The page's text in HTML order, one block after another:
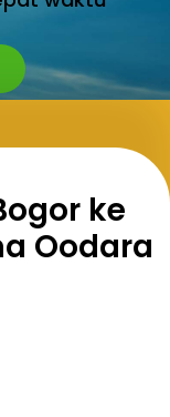
ke
Oodara